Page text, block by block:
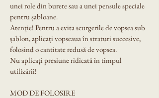
unei role din burete sau a unei pensule speciale
pentru șabloane.
Atenție! Pentru a evita scurgerile de vopsea sub
șablon, aplicați vopseaua în straturi succesive,
folosind o cantitate redusă de vopsea.
Nu aplicați presiune ridicată în timpul
utilizării!
MOD DE FOLOSIRE